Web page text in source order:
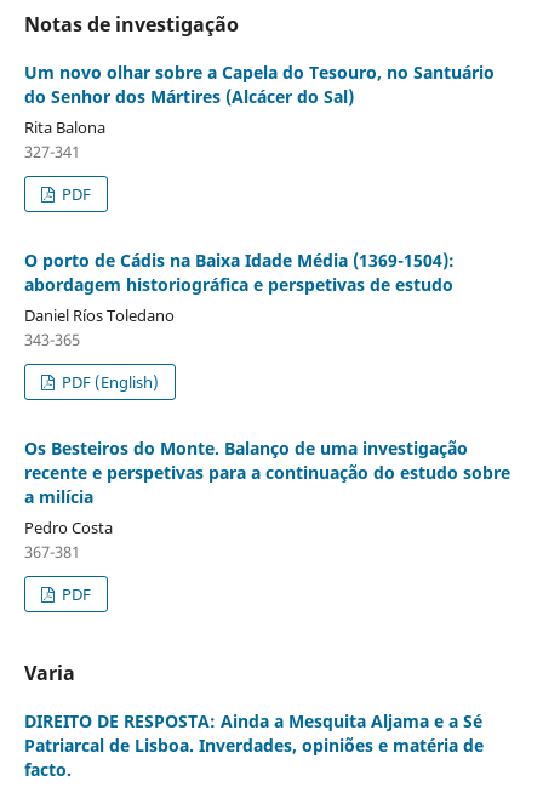
Notas de investigação
Um novo olhar sobre a Capela do Tesouro, no Santuário
do Senhor dos Mártires (Alcácer do Sal)
Rita Balona
327-341
PDF
O porto de Cádis na Baixa Idade Média (1369-1504):
abordagem historiográfica e perspetivas de estudo
Daniel Ríos Toledano
343-365
PDF (English)
Os Besteiros do Monte. Balanço de uma investigação
recente e perspetivas para a continuação do estudo sobre
a milícia
Pedro Costa
367-381
PDF
Varia
DIREITO DE RESPOSTA: Ainda a Mesquita Aljama e a Sé
Patriarcal de Lisboa. Inverdades, opiniões e matéria de
facto.